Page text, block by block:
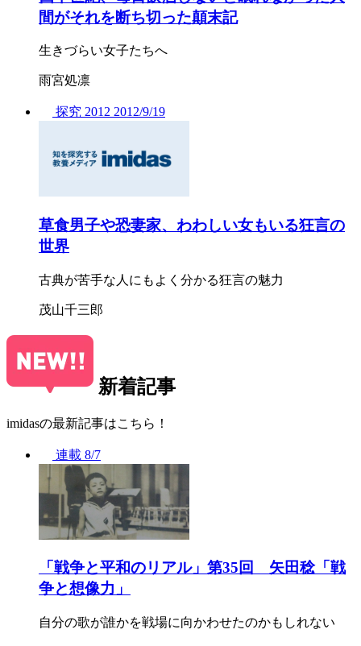
間がそれを断ち切った顛末記
生きづらい女子たちへ
雨宮処凛
探究 2012 2012/9/19
草食男子や恐妻家、わわしい女もいる狂言の
世界
古典が苦手な人にもよく分かる狂言の魅力
茂山千三郎
新着記事
imidasの最新記事はこちら！
連載 8/7
「戦争と平和のリアル」第35回 矢田稔「戦
争と想像力」
自分の歌が誰かを戦場に向かわせたのかもしれない